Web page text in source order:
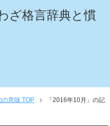
ざ格言辞典と慣
意味 TOP
「2016年10月」の記